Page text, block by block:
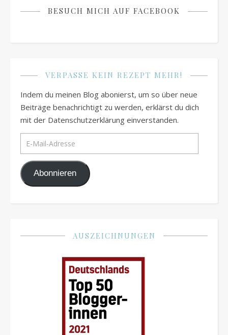
BESUCH MICH AUF FACEBOOK
VERPASSE KEIN REZEPT MEHR!
Indem du meinen Blog abonierst, um so über neue
Beiträge benachrichtigt zu werden, erklärst du dich
mit der Datenschutzerklärung einverstanden.
E-Mail-Adresse
Abonnieren
AUSZEICHNUNGEN